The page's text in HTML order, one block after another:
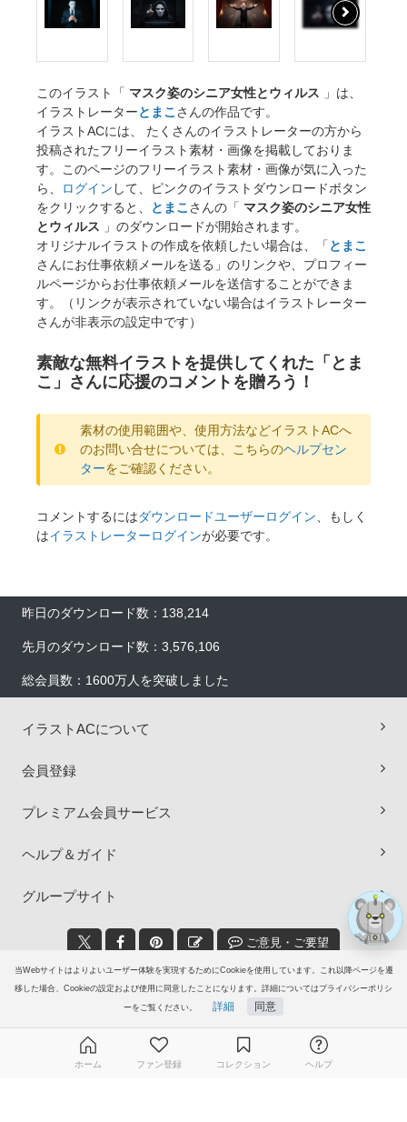
当Webサイトはよりよいユーザー体験を実現するためにCookieを使用しています。これ以降ページを遷
移した場合、Cookieの設定および使用に同意したことになります。詳細についてはプライバシーポリシ
ーをご覧ください。 詳細 同意
このイラスト「 マスク姿のシニア女性とウィルス 」は、
イラストレーターとまこ さんの作品です。
イラストACには、 たくさんのイラストレーターの方から
投稿されたフリーイラスト素材・画像を掲載しておりま
す。このページのフリーイラスト素材・画像が気に入った
ら、
ログイン して、ピンクのイラストダウンロードボタン
をクリックすると、
とまこ さんの「 マスク姿のシニア女性
とウィルス 」のダウンロードが開始されます。
オリジナルイラストの作成を依頼したい場合は、「 とまこ
さんにお仕事依頼メールを送る」のリンクや、プロフィー
ルページからお仕事依頼メールを送信することができま
す。（リンクが表示されていない場合はイラストレーター
さんが非表示の設定中です）
素敵な無料イラストを提供してくれた「とま
こ」さんに応援のコメントを贈ろう！
素材の使用範囲や、使用方法などイラストACへ
のお問い合せについては、こちらのヘルプセン
ターをご確認ください。
コメントするにはダウンロードユーザーログイン 、もしく
はイラストレーターログインが必要です。
昨日のダウンロード数：138,214
先月のダウンロード数：3,576,106
総会員数：1600万人を突破しました
イラストACについて
会員登録
プレミアム会員サービス
ヘルプ＆ガイド
グループサイト
ご意見・ご要望
© 2006-2026 イラストAC
ホーム ファン登録 コレクション ヘルプ